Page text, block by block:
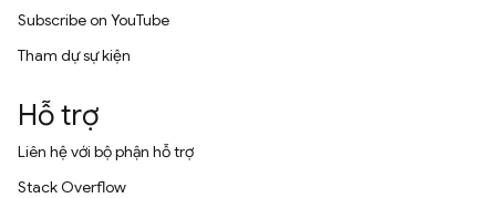
Subscribe on YouTube
Tham dự sự kiện
Hỗ trợ
Liên hệ với bộ phận hỗ trợ
Stack Overflow